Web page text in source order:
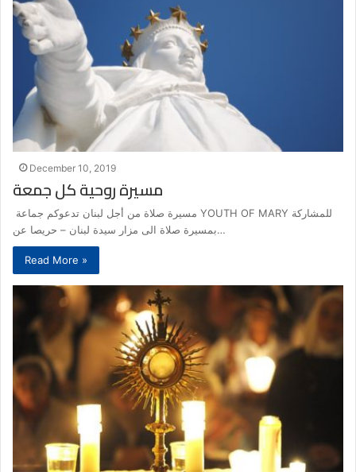
December 10, 2019
مسيرة روحية كل جمعة
بمسيرة صلاة الى مزار سيدة لبنان – حريصا عن…
Read More »